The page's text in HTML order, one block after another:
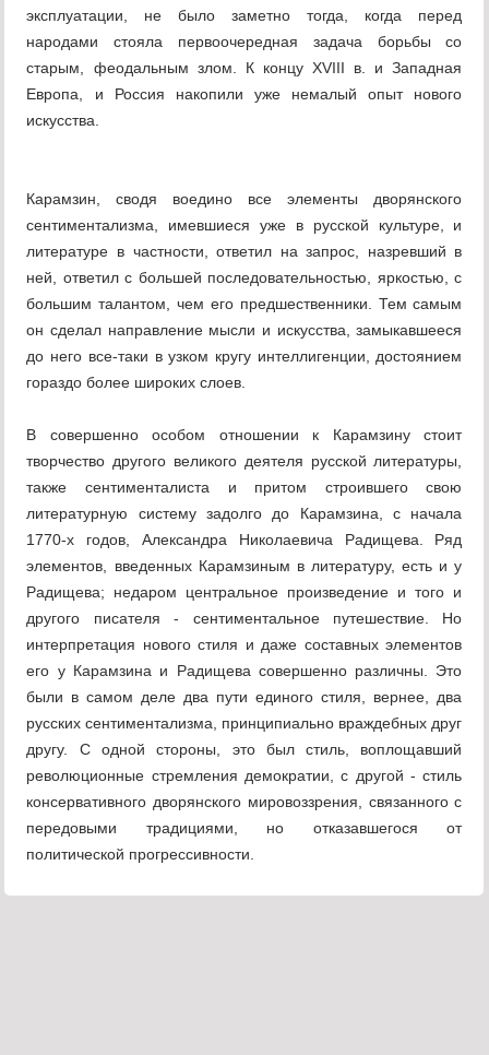
эксплуатации, не было заметно тогда, когда перед
народами стояла первоочередная задача борьбы со
старым, феодальным злом. К концу XVIII в. и Западная
Европа, и Россия накопили уже немалый опыт нового
искусства.
Карамзин, сводя воедино все элементы дворянского
сентиментализма, имевшиеся уже в русской культуре, и
литературе в частности, ответил на запрос, назревший в
ней, ответил с большей последовательностью, яркостью, с
большим талантом, чем его предшественники. Тем самым
он сделал направление мысли и искусства, замыкавшееся
до него все-таки в узком кругу интеллигенции, достоянием
гораздо более широких слоев.
В совершенно особом отношении к Карамзину стоит
творчество другого великого деятеля русской литературы,
также сентименталиста и притом строившего свою
литературную систему задолго до Карамзина, с начала
1770-х годов, Александра Николаевича Радищева. Ряд
элементов, введенных Карамзиным в литературу, есть и у
Радищева; недаром центральное произведение и того и
другого писателя - сентиментальное путешествие. Но
интерпретация нового стиля и даже составных элементов
его у Карамзина и Радищева совершенно различны. Это
были в самом деле два пути единого стиля, вернее, два
русских сентиментализма, принципиально враждебных друг
другу. С одной стороны, это был стиль, воплощавший
революционные стремления демократии, с другой - стиль
консервативного дворянского мировоззрения, связанного с
передовыми традициями, но отказавшегося от
политической прогрессивности.